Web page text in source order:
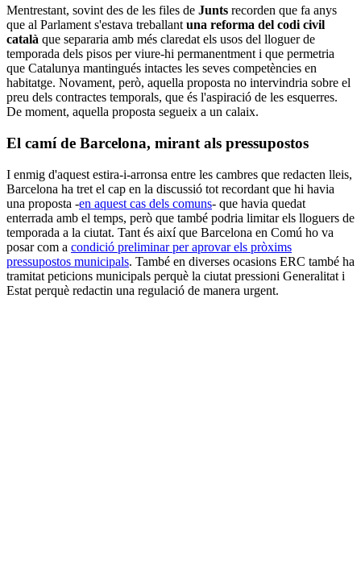
Mentrestant, sovint des de les files de Junts recorden que fa anys
que al Parlament s'estava treballantuna reforma del codi civil
català que separaria amb més claredat els usos del lloguer de
temporada dels pisos per viure-hi permanentment i que permetria
que Catalunya mantingués intactes les seves competències en
habitatge. Novament, però, aquella proposta no intervindria sobre el
preu dels contractes temporals, que és l'aspiració de les esquerres.
De moment, aquella proposta segueix a un calaix.
El camí de Barcelona, mirant als pressupostos
I enmig d'aquest estira-i-arronsa entre les cambres que redacten lleis,
Barcelona ha tret el cap en la discussió tot recordant que hi havia
una proposta -en aquest cas dels comuns- que havia quedat
enterrada amb el temps, però que també podria limitar els lloguers de
temporada a la ciutat. Tant és així que Barcelona en Comú ho va
posar com a condició preliminar per aprovar els pròxims
pressupostos municipals. També en diverses ocasions ERC també ha
tramitat peticions municipals perquè la ciutat pressioni Generalitat i
Estat perquè redactin una regulació de manera urgent.